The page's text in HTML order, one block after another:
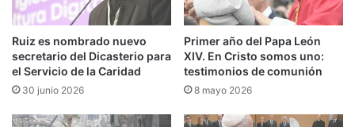
Ruiz es nombrado nuevo
secretario del Dicasterio para
el Servicio de la Caridad
30 junio 2026
Primer año del Papa León
XIV. En Cristo somos uno:
testimonios de comunión
8 mayo 2026